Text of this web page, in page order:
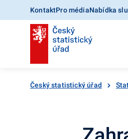
KontaktPro médiaNabídka
Český statistický úřad